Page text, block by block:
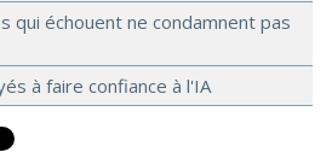
qui échouent ne condamnent pas
à faire confiance à l'IA